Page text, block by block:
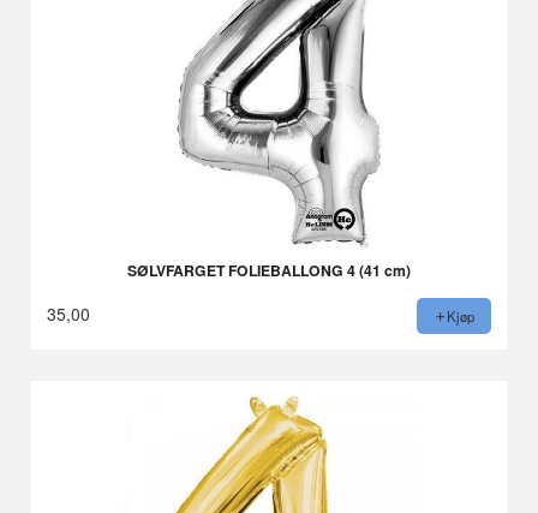
SØLVFARGET FOLIEBALLONG 4 (41 cm)
35,00 Kjøp